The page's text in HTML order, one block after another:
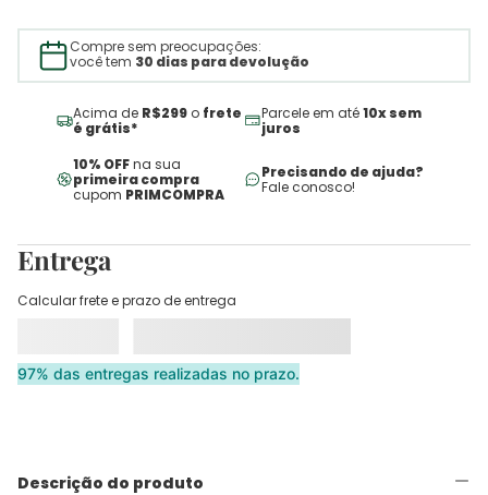
Compre sem preocupações:
você tem 30 dias para devolução
Acima de R$299 o frete
é grátis*
Parcele em até10x sem
juros
10% OFFna sua
primeira compra
cupom PRIMCOMPRA
Precisando de ajuda?
Fale conosco!
Entrega
Calcular frete e prazo de entrega
97% das entregas realizadas no prazo.
Descrição do produto